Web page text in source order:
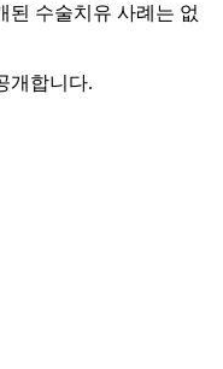
된 수술치유 사례는 없
개합니다.